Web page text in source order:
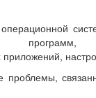
программ,
проблемы,